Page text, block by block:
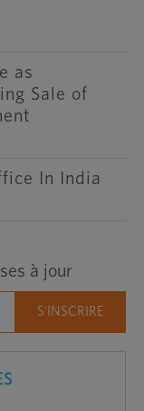
as
Sale of
In India
à jour